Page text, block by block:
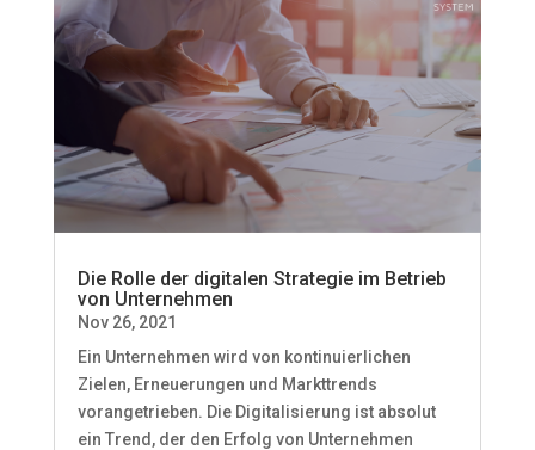
Die Rolle der digitalen Strategie im Betrieb
von Unternehmen
Nov 26, 2021
Ein Unternehmen wird von kontinuierlichen
Zielen, Erneuerungen und Markttrends
vorangetrieben. Die Digitalisierung ist absolut
ein Trend, der den Erfolg von Unternehmen